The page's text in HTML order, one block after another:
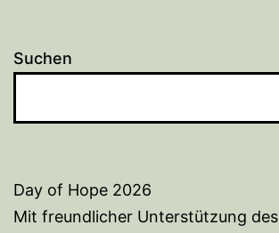
Suchen
Day of Hope 2026
Mit freundlicher Unterstützung des